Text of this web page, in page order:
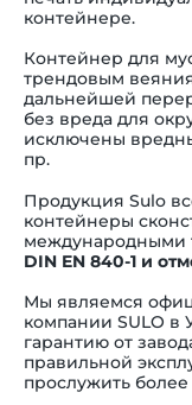
контейнере.
Контейнер для
трендовым
дальнейшей
без вреда для
исключены
пр.
Продукция Sulo
контейнеры
международными
DIN EN 840-1 и
Мы являемся
компании SULO в
гарантию от
правильной
прослужить более